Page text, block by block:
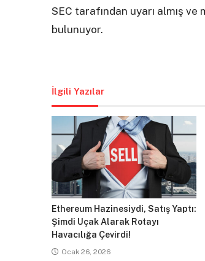
SEC tarafından uyarı almış
bulunuyor.
İlgili Yazılar
Ethereum Hazinesiydi, Satış Yaptı:
Şimdi Uçak Alarak Rotayı
Havacılığa Çevirdi!
Ocak 26, 2026